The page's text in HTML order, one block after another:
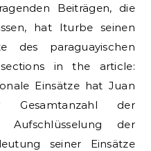
Beiträgen, die
hat Iturbe seinen
des paraguayischen
in the article:
Einsätze hat Juan
Gesamtanzahl der
Aufschlüsselung der
seiner Einsätze